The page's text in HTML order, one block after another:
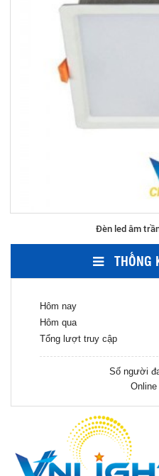
Đèn led âm
THỐNG
Hôm nay
Hôm qua
Tổng lượt truy cập
Số người
Online